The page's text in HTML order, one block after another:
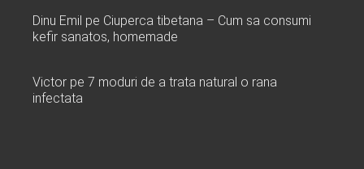
Dinu Emil pe Ciuperca tibetana – Cum sa consumi
kefir sanatos, homemade
Victor pe 7 moduri de a trata natural o rana
infectata